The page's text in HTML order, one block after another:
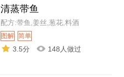
清蒸带鱼
配方:带鱼,姜丝,葱花,料酒
图解 简单
3.5分 148人做过